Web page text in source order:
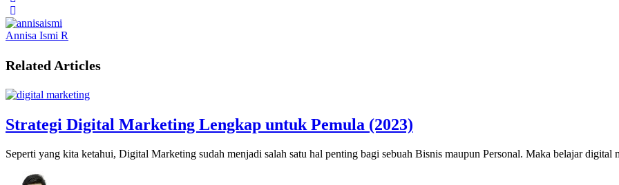
Annisa Ismi R
Related Articles
Strategi Digital Marketing Lengkap untuk Pemula (2023)
Seperti yang kita ketahui, Digital Marketing sudah menjadi salah satu hal penting bagi sebuah Bisnis maupun Personal. Maka belajar